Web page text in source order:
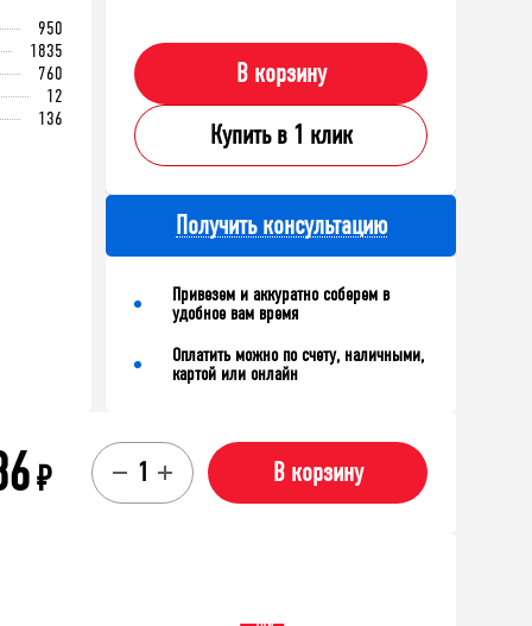
950
1835
760
12
136
В корзину
Купить в 1 клик
Получить консультацию
Привезем и аккуратно соберем в
удобное вам время
Оплатить можно по счету, наличными,
картой или онлайн
₽ В корзину